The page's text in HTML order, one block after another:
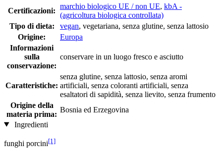
Certificazioni:
marchio biologico UE / non UE, kbA -
(agricoltura biologica controllata)
Tipo di dieta:
vegan, vegetariana, senza glutine, senza lattosio
Origine:
Europa
Informazioni
sulla
conservazione:
conservare in un luogo fresco e asciutto
Caratteristiche:
senza glutine, senza lattosio, senza aromi
artificiali, senza coloranti artificiali, senza
esaltatori di sapidità, senza lievito, senza frumento
Origine della
materia prima:
Bosnia ed Erzegovina
Ingredienti
funghi porcini[1]